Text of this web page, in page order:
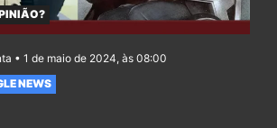
• 1 de maio de 2024, às 08:00
NEWS